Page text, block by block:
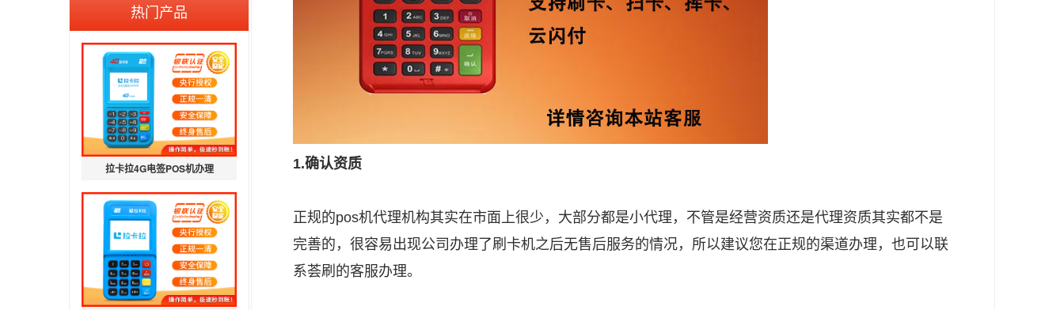
热门产品
拉卡拉4G电签POS机办理 1.确认资质
正规的pos机代理机构其实在市面上很少，大部分都是小代理，不管是经营资质还是代理资质其实都不是
完善的，很容易出现公司办理了刷卡机之后无售后服务的情况，所以建议您在正规的渠道办理，也可以联
系荟刷的客服办理。